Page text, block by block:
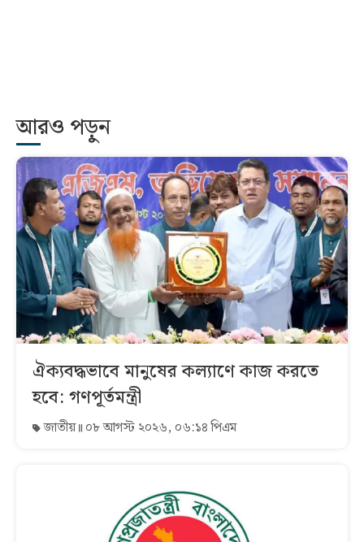
আরও পড়ুন
ঐক্যবদ্ধভাবে মানুষের কল্যাণে কাজ করতে
হবে: গণপূর্তমন্ত্রী
জাতীয় ০৮ আগস্ট ২০২৬, ০৬:১৪ পিএম